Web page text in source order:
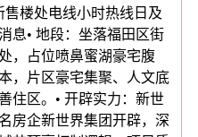
售楼处电线小时热线日及
息• 地段：坐落福田区街
，占位喷鼻蜜湖豪宅腹
，片区豪宅集聚、人文底
住区。• 开辟实力：新世
房企新世界集团开辟，深